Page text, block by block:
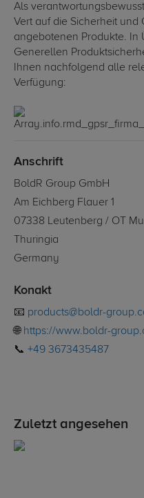
Als
Vert auf die Sicherheit und
angebotenen Produkte. In
Generellen
Ihnen nachfolgend alle
Verfügung:
Anschrift
BoldR Group GmbH
Am Eichberg Flauer 1
07338 Leutenberg / OT
Thuringia
Germany
Konakt
📧 products@boldr-
🌐 https://www.boldr-
📞 +49 3673435487
Zuletzt angesehen